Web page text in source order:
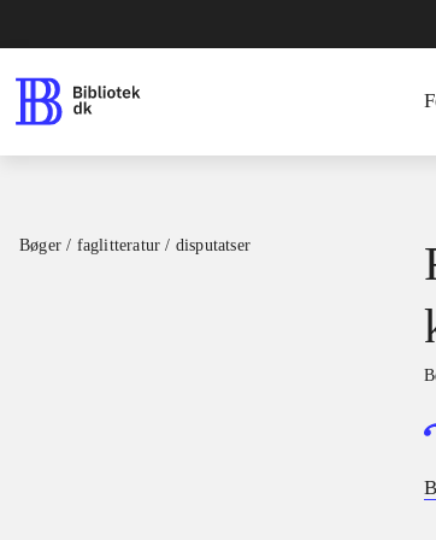
Bøger / faglitteratur / disputatser